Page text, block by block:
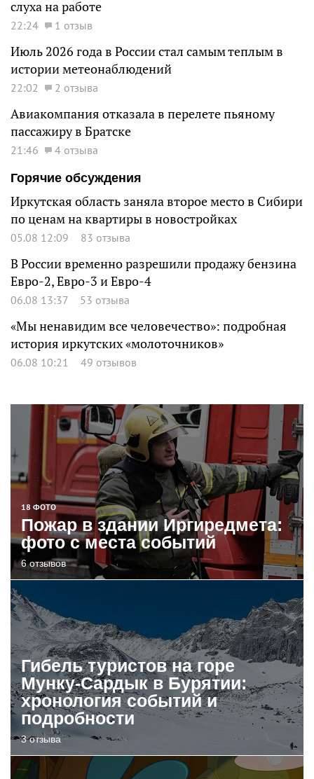
слуха на работе
22:24 1 отзыв
Июль 2026 года в России стал самым теплым в
истории метеонаблюдений
22:02 2 отзыва
Авиакомпания отказала в перелете пьяному
пассажиру в Братске
21:46
4 отзыва
Горячие обсуждения
Иркутская область заняла второе место в Сибири
по ценам на квартиры в новостройках
05.08 12:09 83 отзыва
В России временно разрешили продажу бензина
Евро-2, Евро-3 и Евро-4
06.08 13:37 53 отзыва
«Мы ненавидим все человечество»: подробная
история иркутских «молоточников»
06.08 10:21 49 отзывов
18 ФОТО
Пожар в здании Иргиредмета:
фото с места событий
6 отзывов
Гибель туристов на горе
Мунку-Сардык в Бурятии:
хронология событий и
подробности
3 отзыва